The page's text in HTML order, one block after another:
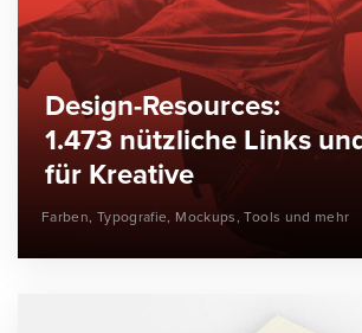
Design-Resources:
1.473 nützliche Links
für Kreative
Farben, Typografie, Mockups, Tools und mehr